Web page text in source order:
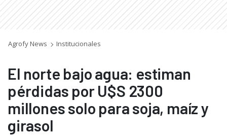
Agrofy News Institucionales
El norte bajo agua: estiman
pérdidas por U$S 2300
millones solo para soja, maíz y
girasol